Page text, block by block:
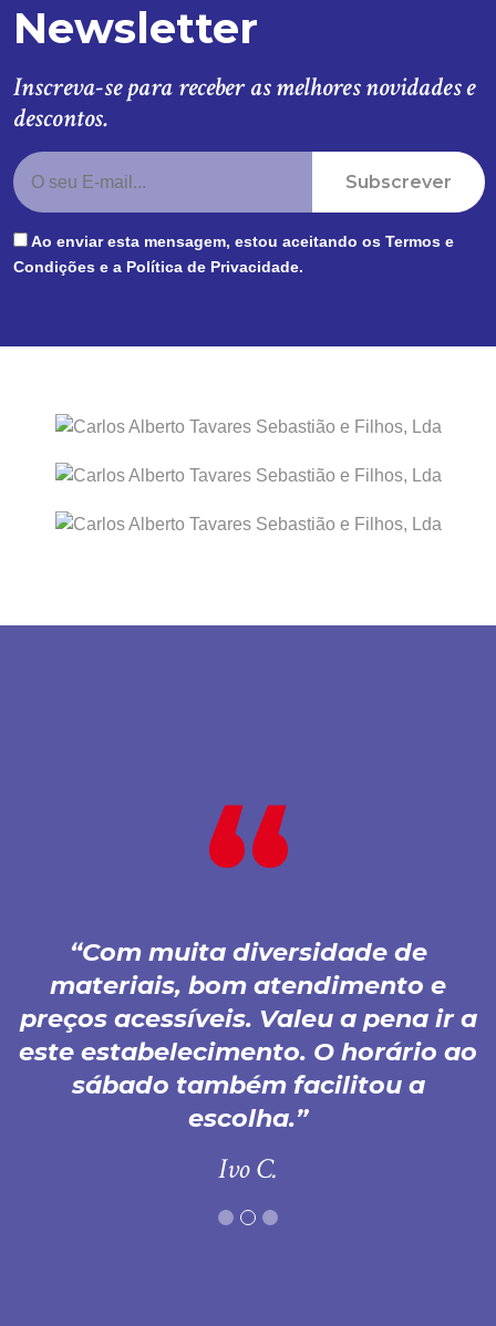
Newsletter
Inscreva-se para receber as melhores novidades e
descontos.
Subscrever
Ao enviar esta mensagem, estou aceitando os Termos e
Condições e a Política de Privacidade.
Com muita diversidade de
materiais, bom atendimento e
preços acessíveis. Valeu a pena ir a
este estabelecimento. O horário ao
sábado também facilitou a
escolha.
Ivo C.